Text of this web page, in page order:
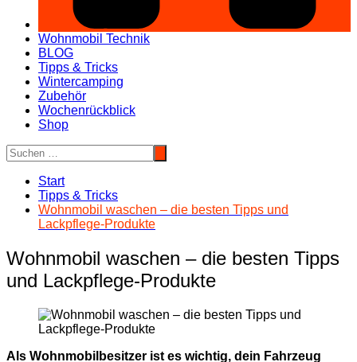
Wohnmobil Technik
BLOG
Tipps & Tricks
Wintercamping
Zubehör
Wochenrückblick
Shop
Start
Tipps & Tricks
Wohnmobil waschen – die besten Tipps und
Lackpflege-Produkte
Wohnmobil waschen – die besten Tipps
und Lackpflege-Produkte
Als Wohnmobilbesitzer ist es wichtig, dein Fahrzeug